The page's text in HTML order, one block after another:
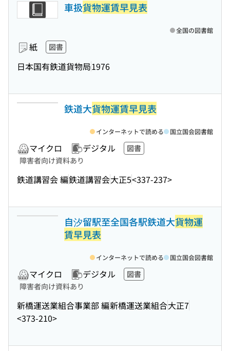
車扱貨物運賃早見表
紙 図書
日本国有鉄道貨物局1976
全国の図書館
鉄道大貨物運賃早見表
マイクロ デジタル
図書
障害者向け資料あり
鉄道講習会 編鉄道講習会大正5<337-237>
インターネットで読める 国立国会図書館
自汐留駅至全国各駅鉄道大貨物運
賃早見表
マイクロ デジタル
図書
障害者向け資料あり
新橋運送業組合事業部 編新橋運送業組合大正7
<373-210>
インターネットで読める 国立国会図書館